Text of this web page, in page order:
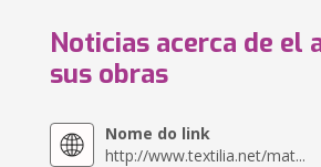
Noticias acerca de el
sus obras
Nome do link
http://www.textilia.net/mat...